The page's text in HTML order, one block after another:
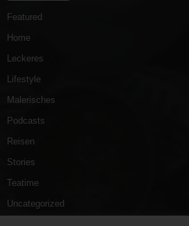
Featured
Home
Leckeres
Lifestyle
Malerisches
Podcasts
Reisen
Stories
Teatime
Uncategorized